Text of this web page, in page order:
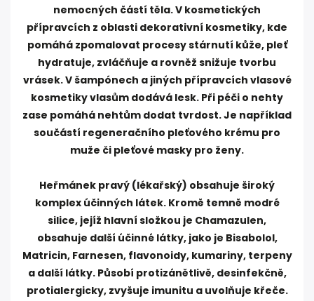
nemocných částí těla. V kosmetických
přípravcích z oblasti dekorativní kosmetiky, kde
pomáhá zpomalovat procesy stárnutí kůže, pleť
hydratuje, zvláčňuje a rovněž snižuje tvorbu
vrásek. V šampónech a jiných přípravcích vlasové
kosmetiky vlasům dodává lesk. Při péči o nehty
zase pomáhá nehtům dodat tvrdost. Je například
součástí regeneračního pleťového krému pro
muže či pleťové masky pro ženy.
Heřmánek pravý (lékařský) obsahuje široký
komplex účinných látek. Kromě temně modré
silice, jejíž hlavní složkou je Chamazulen,
obsahuje další účinné látky, jako je Bisabolol,
Matricin, Farnesen, flavonoidy, kumariny, terpeny
a další látky. Působí protizánětlivě, desinfekčně,
protialergicky, zvyšuje imunitu a uvolňuje křeče.